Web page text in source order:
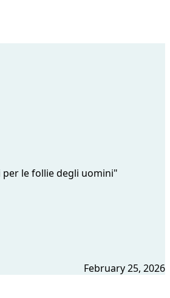
per le follie degli uomini"
February 25, 2026